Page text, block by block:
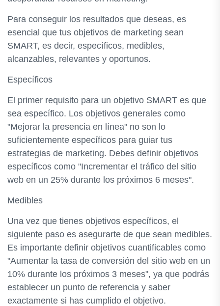
Para conseguir los resultados que deseas, es
esencial que tus objetivos de marketing sean
SMART, es decir, específicos, medibles,
alcanzables, relevantes y oportunos.
Específicos
El primer requisito para un objetivo SMART es que
sea específico. Los objetivos generales como
"Mejorar la presencia en línea" no son lo
suficientemente específicos para guiar tus
estrategias de marketing. Debes definir objetivos
específicos como "Incrementar el tráfico del sitio
web en un 25% durante los próximos 6 meses".
Medibles
Una vez que tienes objetivos específicos, el
siguiente paso es asegurarte de que sean medibles.
Es importante definir objetivos cuantificables como
"Aumentar la tasa de conversión del sitio web en un
10% durante los próximos 3 meses", ya que podrás
establecer un punto de referencia y saber
exactamente si has cumplido el objetivo.